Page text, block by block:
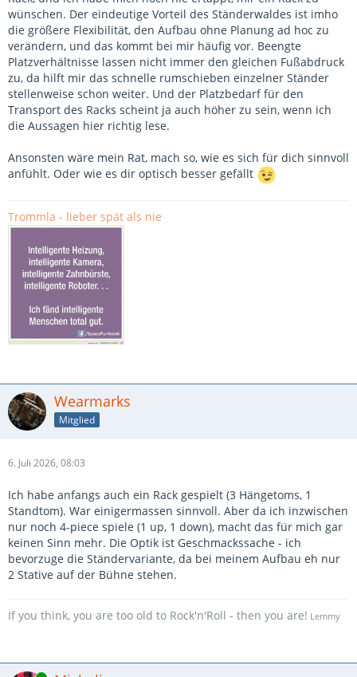
wünschen. Der eindeutige Vorteil des Ständerwaldes ist imho
die größere Flexibilität, den Aufbau ohne Planung ad hoc zu
verändern, und das kommt bei mir häufig vor. Beengte
Platzverhältnisse lassen nicht immer den gleichen Fußabdruck
zu, da hilft mir das schnelle rumschieben einzelner Ständer
stellenweise schon weiter. Und der Platzbedarf für den
Transport des Racks scheint ja auch höher zu sein, wenn ich
die Aussagen hier richtig lese.
Ansonsten wäre mein Rat, mach so, wie es sich für dich sinnvoll
anfühlt. Oder wie es dir optisch besser gefällt
Trommla - lieber spät als nie
Wearmarks
Mitglied
6. Juli 2026, 08:03
Ich habe anfangs auch ein Rack gespielt (3 Hängetoms, 1
Standtom). War einigermassen sinnvoll. Aber da ich inzwischen
nur noch 4-piece spiele (1 up, 1 down), macht das für mich gar
keinen Sinn mehr. Die Optik ist Geschmackssache - ich
bevorzuge die Ständervariante, da bei meinem Aufbau eh nur
2 Stative auf der Bühne stehen.
If you think, you are too old to Rock'n'Roll - then you are! Lemmy